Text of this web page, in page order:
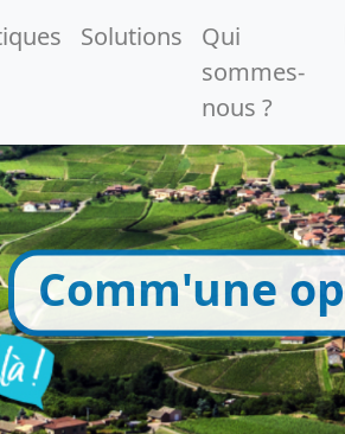
Solutions
Qui
sommes-
nous ?
Comm'une